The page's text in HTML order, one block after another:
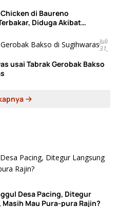
di Baureno
Diduga Akibat
Juli
31,
usai Tabrak Gerobak Bakso
Desa Pacing, Ditegur
Mau Pura-pura Rajin?